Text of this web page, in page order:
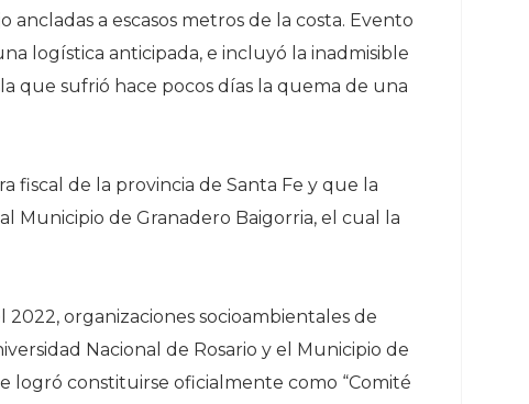
a escasos metros de la costa. Evento
logística anticipada, e incluyó la inadmisible
que sufrió hace pocos días la quema de una
fiscal de la provincia de Santa Fe y que la
Municipio de Granadero Baigorria, el cual la
organizaciones socioambientales de
Nacional de Rosario y el Municipio de
logró constituirse oficialmente como “Comité